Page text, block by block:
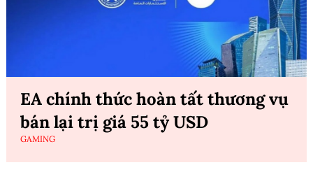
EA chính thức hoàn tất thương vụ
bán lại trị giá 55 tỷ USD
GAMING